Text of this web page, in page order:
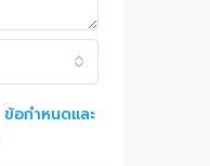
ข้อกำหนดและ